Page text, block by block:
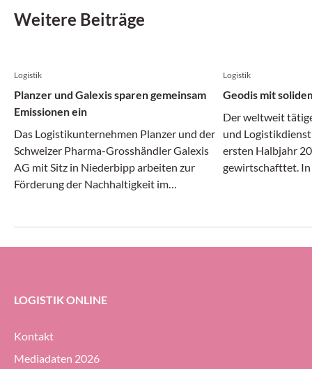
Weitere Beiträge
Logistik
Planzer und Galexis sparen gemeinsam
Emissionen ein
Das Logistikunternehmen Planzer und der
Schweizer Pharma-Grosshändler Galexis
AG mit Sitz in Niederbipp arbeiten zur
Förderung der Nachhaltigkeit im
Logistik
Geodis mit
Der weltweit
und
ersten Halbjahr
gewirtschafttet.
Prozent halten
LOGISTIK ONLINE
Kontakt
Mediadaten 2026